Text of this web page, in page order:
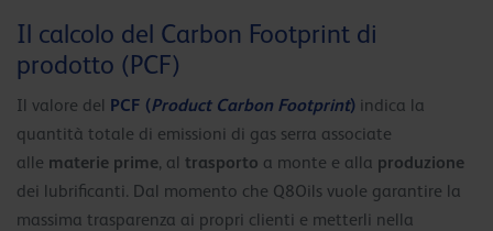
Il calcolo del Carbon Footprint di
prodotto (PCF)
Il valore del PCF (Product Carbon Footprint) indica la
quantità totale di emissioni di gas serra associate
alle materie prime, al trasporto a monte e alla produzione
dei lubrificanti. Dal momento che Q8Oils vuole garantire la
massima trasparenza ai propri clienti e metterli nella